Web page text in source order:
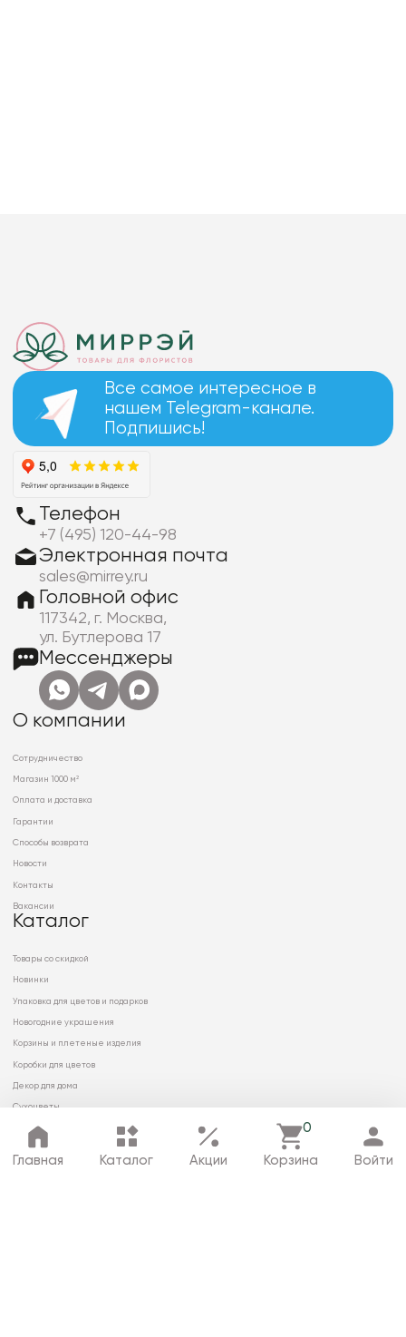
Главная Каталог Акции
0
Корзина Войти
Все самое интересное в
нашем Telegram-канале.
Подпишись!
Телефон
+7 (495) 120-44-98
Электронная почта
sales@mirrey.ru
Головной офис
117342, г. Москва,
ул. Бутлерова 17
Мессенджеры
О компании
Сотрудничество
Магазин 1000 м²
Оплата и доставка
Гарантии
Способы возврата
Новости
Контакты
Вакансии
Каталог
Товары со скидкой
Новинки
Упаковка для цветов и подарков
Новогодние украшения
Корзины и плетеные изделия
Коробки для цветов
Декор для дома
Сухоцветы
© 2026 ООО «МИРРЭЙ»